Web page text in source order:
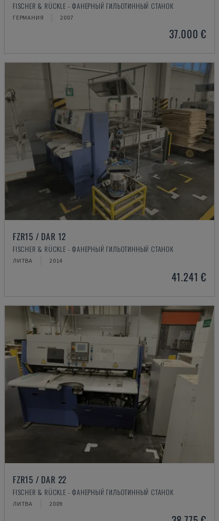
FISCHER & RÜCKLE - ФАНЕРНЫЙ ГИЛЬОТИННЫЙ СТАНОК
ГЕРМАНИЯ 2007
37.000 €
FZR15 / DAR 12
FISCHER & RÜCKLE - ФАНЕРНЫЙ ГИЛЬОТИННЫЙ СТАНОК
ЛИТВА 2014
41.241 €
FZR15 / DAR 22
FISCHER & RÜCKLE - ФАНЕРНЫЙ ГИЛЬОТИННЫЙ СТАНОК
ЛИТВА 2009